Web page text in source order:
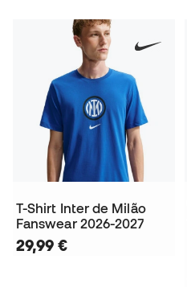
T-Shirt Inter de Milão
Fanswear 2026-2027
29,99 €